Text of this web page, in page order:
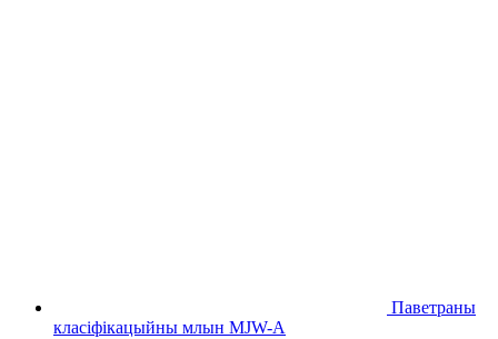
Паветраны
класіфікацыйны млын MJW-A